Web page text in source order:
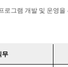
그램 개발 및 운영
무